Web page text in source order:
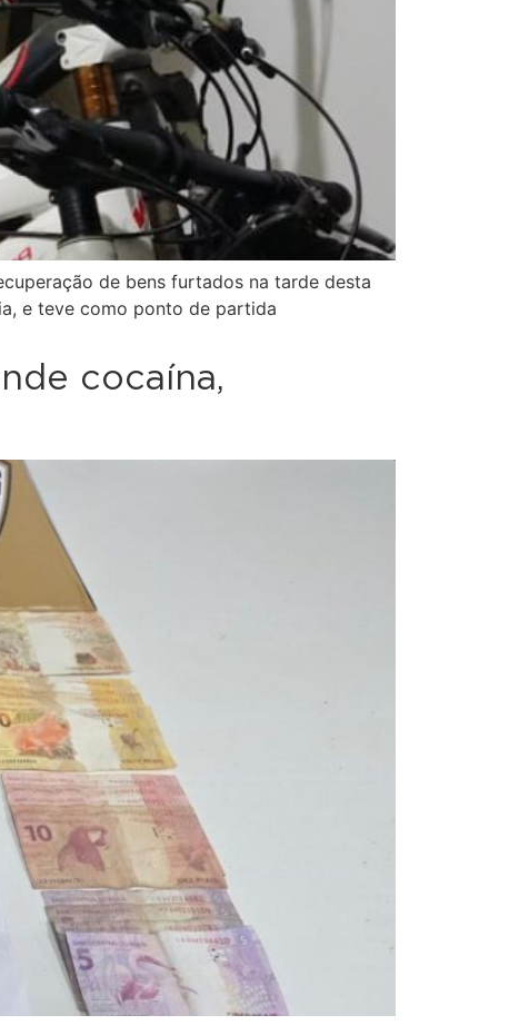
de bens furtados na tarde desta
e teve como ponto de partida
cocaína,